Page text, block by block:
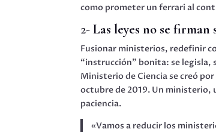
como prometer un ferrari al
2-Las leyes no se firman
Fusionar ministerios, redefinir
“instrucción” bonita: se legisla,
Ministerio de Ciencia se creó
octubre de 2019. Un ministerio,
paciencia.
«Vamos a reducir los